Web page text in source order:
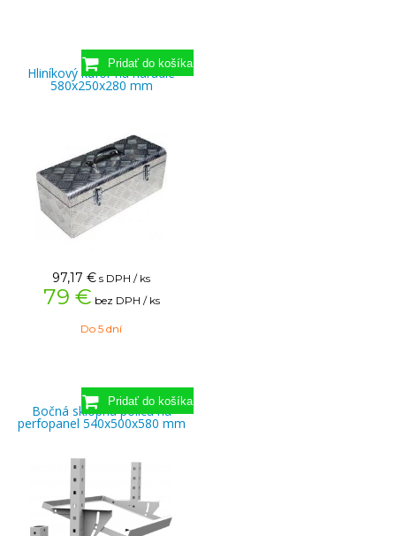
Hliníkový kufor na náradie
580x250x280 mm
97,17 € s DPH / ks
79 € bez DPH / ks
Do 5 dní
Bočná sklopná polica na
perfopanel 540x500x580 mm